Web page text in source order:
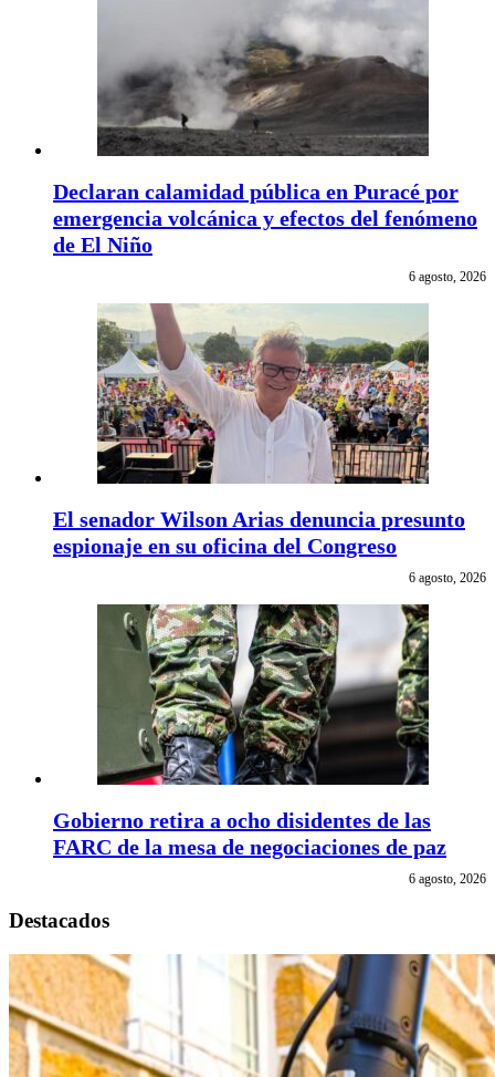
Declaran calamidad pública en Puracé por
emergencia volcánica y efectos del fenómeno
de El Niño
6 agosto, 2026
El senador Wilson Arias denuncia presunto
espionaje en su oficina del Congreso
6 agosto, 2026
Gobierno retira a ocho disidentes de las
FARC de la mesa de negociaciones de paz
6 agosto, 2026
Destacados